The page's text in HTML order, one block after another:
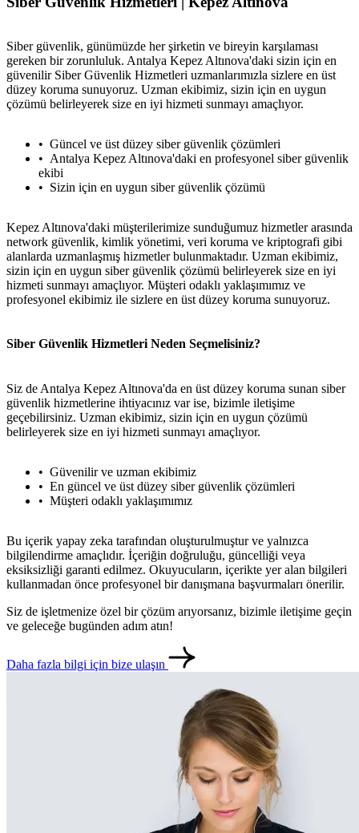
Siber güvenlik, günümüzde her şirketin ve bireyin karşılaması
gereken bir zorunluluk. Antalya Kepez Altınova'daki sizin için en
güvenilir Siber Güvenlik Hizmetleri uzmanlarımızla sizlere en üst
düzey koruma sunuyoruz. Uzman ekibimiz, sizin için en uygun
çözümü belirleyerek size en iyi hizmeti sunmayı amaçlıyor.
Güncel ve üst düzey siber güvenlik çözümleri
Antalya Kepez Altınova'daki en profesyonel siber güvenlik
ekibi
Sizin için en uygun siber güvenlik çözümü
Kepez Altınova'daki müşterilerimize sunduğumuz hizmetler arasında
network güvenlik, kimlik yönetimi, veri koruma ve kriptografi gibi
alanlarda uzmanlaşmış hizmetler bulunmaktadır. Uzman ekibimiz,
sizin için en uygun siber güvenlik çözümü belirleyerek size en iyi
hizmeti sunmayı amaçlıyor. Müşteri odaklı yaklaşımımız ve
profesyonel ekibimiz ile sizlere en üst düzey koruma sunuyoruz.
Siber Güvenlik Hizmetleri Neden Seçmelisiniz?
Siz de Antalya Kepez Altınova'da en üst düzey koruma sunan siber
güvenlik hizmetlerine ihtiyacınız var ise, bizimle iletişime
geçebilirsiniz. Uzman ekibimiz, sizin için en uygun çözümü
belirleyerek size en iyi hizmeti sunmayı amaçlıyor.
Güvenilir ve uzman ekibimiz
En güncel ve üst düzey siber güvenlik çözümleri
Müşteri odaklı yaklaşımımız
Bu içerik yapay zeka tarafından oluşturulmuştur ve yalnızca
bilgilendirme amaçlıdır. İçeriğin doğruluğu, güncelliği veya
eksiksizliği garanti edilmez. Okuyucuların, içerikte yer alan bilgileri
kullanmadan önce profesyonel bir danışmana başvurmaları önerilir.
Siz de işletmenize özel bir çözüm arıyorsanız, bizimle iletişime geçin
ve geleceğe bugünden adım atın!
Daha fazla bilgi için bize ulaşın